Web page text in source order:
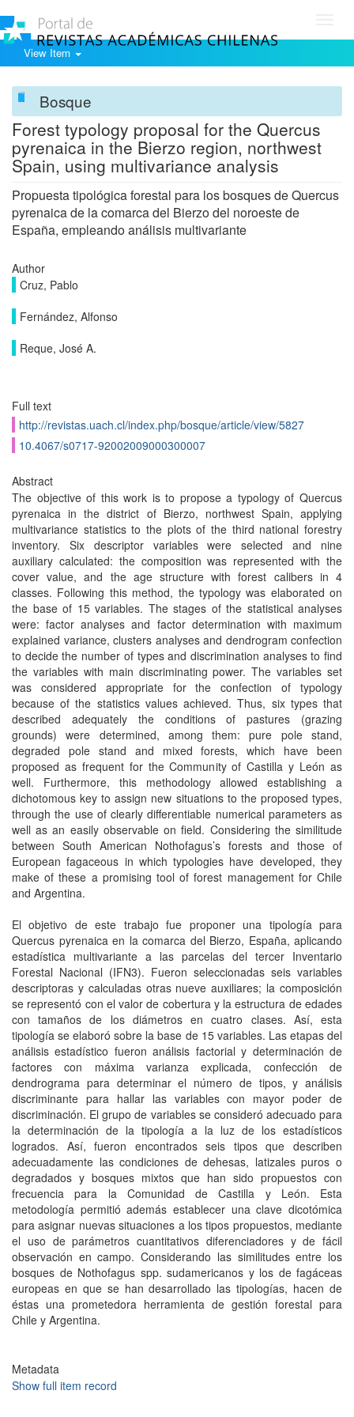
View Item
Bosque
Forest typology proposal for the Quercus
pyrenaica in the Bierzo region, northwest
Spain, using multivariance analysis
Propuesta tipológica forestal para los bosques de Quercus
pyrenaica de la comarca del Bierzo del noroeste de
España, empleando análisis multivariante
Author
Cruz, Pablo
Fernández, Alfonso
Reque, José A.
Full text
http://revistas.uach.cl/index.php/bosque/article/view/5827
10.4067/s0717-92002009000300007
Abstract
The objective of this work is to propose a typology of Quercus
pyrenaica in the district of Bierzo, northwest Spain, applying
multivariance statistics to the plots of the third national forestry
inventory. Six descriptor variables were selected and nine
auxiliary calculated: the composition was represented with the
cover value, and the age structure with forest calibers in 4
classes. Following this method, the typology was elaborated on
the base of 15 variables. The stages of the statistical analyses
were: factor analyses and factor determination with maximum
explained variance, clusters analyses and dendrogram confection
to decide the number of types and discrimination analyses to find
the variables with main discriminating power. The variables set
was considered appropriate for the confection of typology
because of the statistics values achieved. Thus, six types that
described adequately the conditions of pastures (grazing
grounds) were determined, among them: pure pole stand,
degraded pole stand and mixed forests, which have been
proposed as frequent for the Community of Castilla y León as
well. Furthermore, this methodology allowed establishing a
dichotomous key to assign new situations to the proposed types,
through the use of clearly differentiable numerical parameters as
well as an easily observable on field. Considering the similitude
between South American Nothofagus’s forests and those of
European fagaceous in which typologies have developed, they
make of these a promising tool of forest management for Chile
and Argentina.
El objetivo de este trabajo fue proponer una tipología para
Quercus pyrenaica en la comarca del Bierzo, España, aplicando
estadística multivariante a las parcelas del tercer Inventario
Forestal Nacional (IFN3). Fueron seleccionadas seis variables
descriptoras y calculadas otras nueve auxiliares; la composición
se representó con el valor de cobertura y la estructura de edades
con tamaños de los diámetros en cuatro clases. Así, esta
tipología se elaboró sobre la base de 15 variables. Las etapas del
análisis estadístico fueron análisis factorial y determinación de
factores con máxima varianza explicada, confección de
dendrograma para determinar el número de tipos, y análisis
discriminante para hallar las variables con mayor poder de
discriminación. El grupo de variables se consideró adecuado para
la determinación de la tipología a la luz de los estadísticos
logrados. Así, fueron encontrados seis tipos que describen
adecuadamente las condiciones de dehesas, latizales puros o
degradados y bosques mixtos que han sido propuestos con
frecuencia para la Comunidad de Castilla y León. Esta
metodología permitió además establecer una clave dicotómica
para asignar nuevas situaciones a los tipos propuestos, mediante
el uso de parámetros cuantitativos diferenciadores y de fácil
observación en campo. Considerando las similitudes entre los
bosques de Nothofagus spp. sudamericanos y los de fagáceas
europeas en que se han desarrollado las tipologías, hacen de
éstas una prometedora herramienta de gestión forestal para
Chile y Argentina.
Metadata
Show full item record